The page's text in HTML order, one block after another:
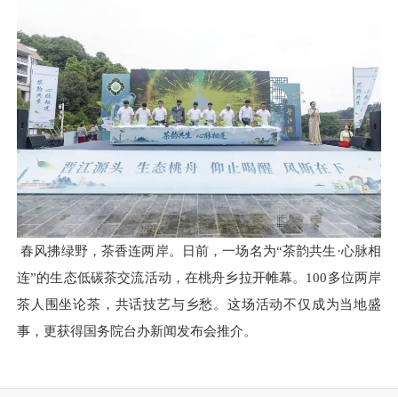
春风拂绿野，茶香连两岸。日前，一场名为“茶韵共生·心脉相
连”的生态低碳茶交流活动，在桃舟乡拉开帷幕。100多位两岸
茶人围坐论茶，共话技艺与乡愁。这场活动不仅成为当地盛
事，更获得国务院台办新闻发布会推介。